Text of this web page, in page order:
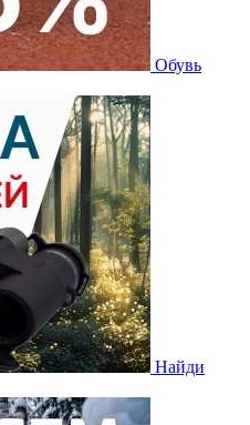
Обувь
Найди